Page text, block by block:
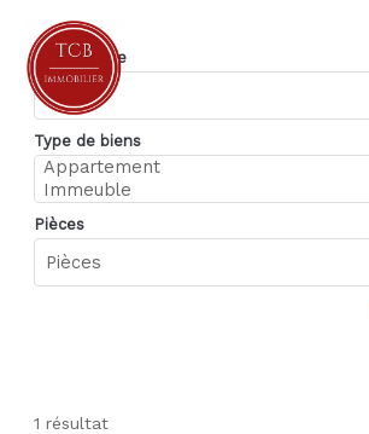
contenuType d'offre
Type de biens
Pièces
1 résultat